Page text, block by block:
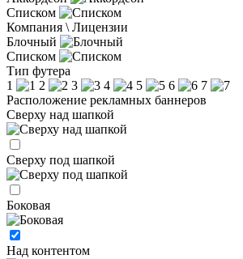
Списком
Компания \ Лицензии
Блочный
Списком
Тип футера
1
2 3 4 5 6
7
Расположение рекламных баннеров
Сверху над шапкой
Сверху под шапкой
Боковая
Над контентом